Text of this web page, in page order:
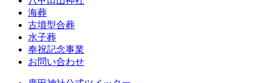
海葬
古墳型合葬
水子葬
奉祝記念事業
お問い合わせ